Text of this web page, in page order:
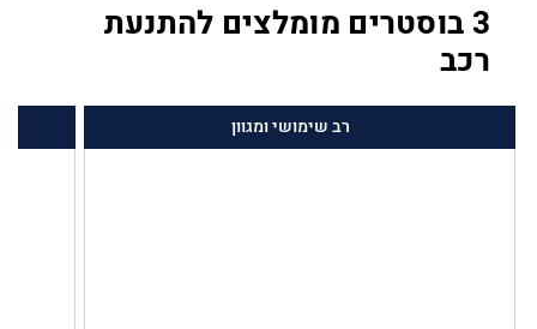
3 בוסטרים מומלצים להתנעת
רכב
רב שימושי ומגוון